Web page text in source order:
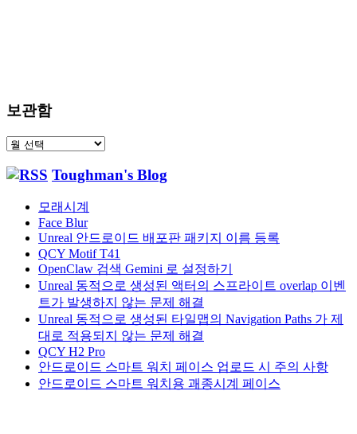
보관함
보
함
Toughman's Blog
모래시계
Face Blur
Unreal 안드로이드 배포판 패키지 이름 등록
QCY Motif T41
OpenClaw 검색 Gemini 로 설정하기
Unreal 동적으로 생성된 액터의 스프라이트 overlap 이벤
트가 발생하지 않는 문제 해결
Unreal 동적으로 생성된 타일맵의 Navigation Paths 가 제
대로 적용되지 않는 문제 해결
QCY H2 Pro
안드로이드 스마트 워치 페이스 업로드 시 주의 사항
안드로이드 스마트 워치용 괘종시계 페이스